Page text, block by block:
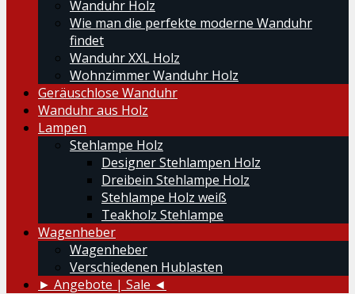
Wanduhr Holz
Wie man die perfekte moderne Wanduhr
findet
Wanduhr XXL Holz
Wohnzimmer Wanduhr Holz
Geräuschlose Wanduhr
Wanduhr aus Holz
Lampen
Stehlampe Holz
Designer Stehlampen Holz
Dreibein Stehlampe Holz
Stehlampe Holz weiß
Teakholz Stehlampe
Wagenheber
Wagenheber
Verschiedenen Hublasten
► Angebote | Sale ◄